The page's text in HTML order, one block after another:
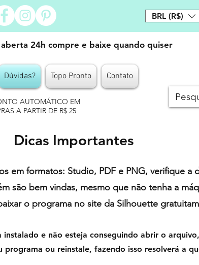
BRL (R$)
24h compre e baixe quando quiser
Dúvidas? Topo Pronto Contato
AUTOMÁTICO EM
A PARTIR DE R$ 25
Dicas Importantes
em formatos: Studio, PDF e PNG, verifique a
são bem vindas, mesmo que não tenha a
o programa no site da Silhouette
instalado e não esteja conseguindo abrir o
programa ou reinstale, fazendo isso resolverá a